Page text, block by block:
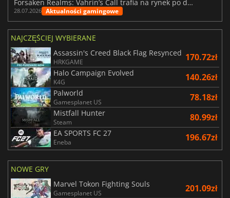
Forsaken Realms: Vahrin’s Call trafia na rynek po dziesięciu latach prac
28.07.2026 Aktualności gamingowe
NAJCZĘŚCIEJ WYBIERANE
Assassin's Creed Black Flag Resynced
HRKGAME 170.72zł
Halo Campaign Evolved
K4G 140.26zł
Palworld
Gamesplanet US 78.18zł
Mistfall Hunter
Steam 80.99zł
EA SPORTS FC 27
Eneba 196.67zł
NOWE GRY
Marvel Tokon Fighting Souls
Gamesplanet US 201.09zł